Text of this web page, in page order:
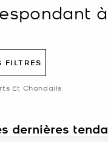
FILTRES
Et Chandails
dernières